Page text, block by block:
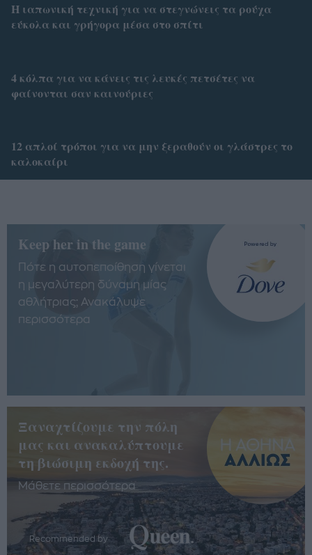
Η ιαπωνική τεχνική για να στεγνώνεις τα ρούχα
εύκολα και γρήγορα μέσα στο σπίτι
4 κόλπα για να κάνεις τις λευκές πετσέτες να
φαίνονται σαν καινούριες
12 απλοί τρόποι για να μην ξεραθούν οι γλάστρες το
καλοκαίρι
Keep her in the game
Πότε η αυτοπεποίθηση γίνεται
η μεγαλύτερη δύναμη μίας
αθλήτριας; Ανακάλυψε
περισσότερα
Ξαναχτίζουμε την πόλη
μας και ανακαλύπτουμε
τη βιώσιμη εκδοχή της.
Μάθετε περισσότερα
Recommended by